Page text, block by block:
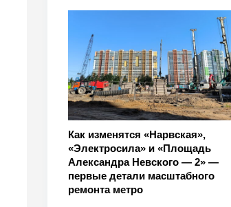
Как изменятся «Нарвская»,
«Электросила» и «Площадь
Александра Невского — 2» —
первые детали масштабного
ремонта метро